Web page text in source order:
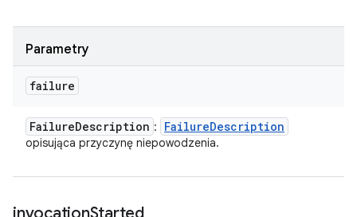
Parametry
failure
FailureDescription : FailureDescription
opisująca przyczynę niepowodzenia.